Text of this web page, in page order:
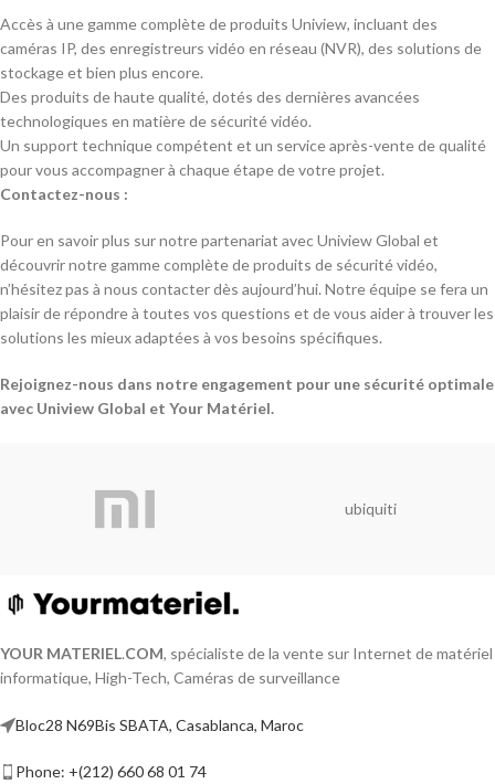
Accès à une gamme complète de produits Uniview, incluant des
caméras IP, des enregistreurs vidéo en réseau (NVR), des solutions de
stockage et bien plus encore.
Des produits de haute qualité, dotés des dernières avancées
technologiques en matière de sécurité vidéo.
Un support technique compétent et un service après-vente de qualité
pour vous accompagner à chaque étape de votre projet.
Contactez-nous :
Pour en savoir plus sur notre partenariat avec Uniview Global et
découvrir notre gamme complète de produits de sécurité vidéo,
n’hésitez pas à nous contacter dès aujourd’hui. Notre équipe se fera un
plaisir de répondre à toutes vos questions et de vous aider à trouver les
solutions les mieux adaptées à vos besoins spécifiques.
Rejoignez-nous dans notre engagement pour une sécurité optimale
avec Uniview Global et Your Matériel.
ubiquiti
YOUR MATERIEL.COM, spécialiste de la vente sur Internet de matériel
informatique, High-Tech, Caméras de surveillance
Bloc28 N69Bis SBATA, Casablanca, Maroc
Phone: +(212) 660 68 01 74